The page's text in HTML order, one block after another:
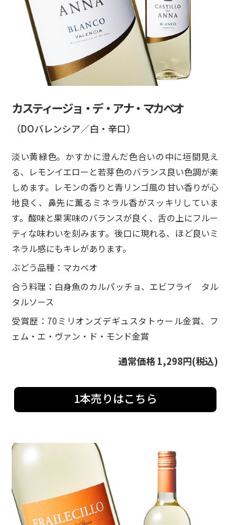
カスティージョ・デ・アナ・マカベオ
（DOバレンシア／白・辛口）
淡い黄緑色。かすかに澄んだ色合いの中に垣間見え
る、レモンイエローと若芽色のバランス良い色調が楽
しめます。レモンの香りと青リンゴ風の甘い香りが心
地良く、鼻先に薫るミネラル香がスッキリしていま
す。酸味と果実味のバランスが良く、舌の上にフルー
ティな味わいを刻みます。後口に現れる、ほど良いミ
ネラル感にもキレがあります。
ぶどう品種：マカベオ
合う料理：白身魚のカルパッチョ、エビフライ タル
タルソース
受賞歴：70ミリオンズデギュスタトゥール金賞、フ
ェム・エ・ヴァン・ド・モンド金賞
通常価格 1,298円(税込)
1本売りはこちら